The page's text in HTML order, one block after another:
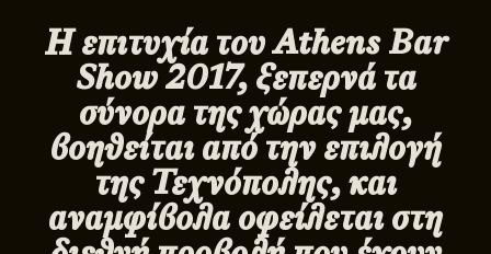
Η επιτυχία τουAthens Bar
Show 2017, ξεπερνά τα
σύνορα της χώρας μας,
βοηθείται από την επιλογή
της Τεχνόπολης, και
αναμφίβολα οφείλεται στη